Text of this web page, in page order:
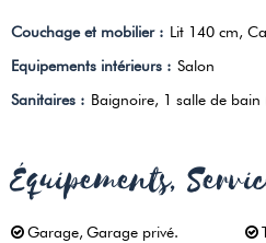
Couchage et mobilier : Lit 140 cm
Equipements intérieurs : Salon
Sanitaires : Baignoire 1 salle de bain
Équipements,
Garage Garage privé